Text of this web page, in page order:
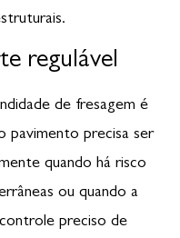
regulável
de fresagem é
pavimento precisa ser
quando há risco
ou quando a
preciso de